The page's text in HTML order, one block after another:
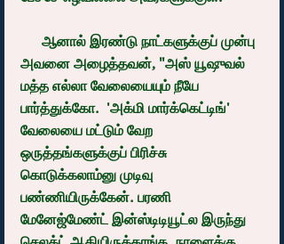
அவனை அழைத்தவன், "அஸ் யூஷுவல்
மத்த எல்லா வேலையையும் நீயே
பார்த்துக்கோ.  'அக்மி மார்க்கெட்டிங்'
வேலையை மட்டும் வேற
ஒருத்தங்களுக்குப் பிரிச்சு
கொடுக்கலாம்னு முடிவு
பண்ணியிருக்கேன். பரணி
மேனேஜ்மேண்ட் இன்ஸ்டிடியூட்ல இருந்து